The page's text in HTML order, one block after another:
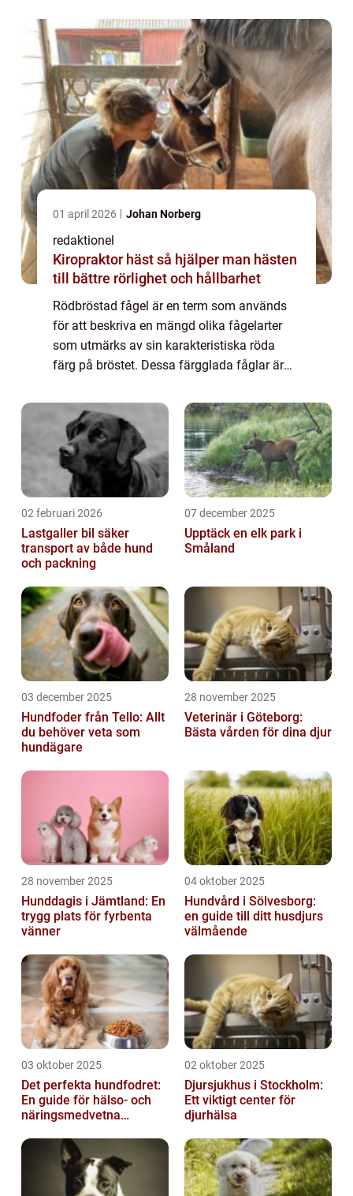
ko...
01 april 2026 Johan Norberg
redaktionel
Kiropraktor häst så hjälper man hästen
till bättre rörlighet och hållbarhet
Rödbröstad fågel är en term som används
för att beskriva en mängd olika fågelarter
som utmärks av sin karakteristiska röda
färg på bröstet. Dessa färgglada fåglar är
skönhet och unika utseende. I denna artikel
ko...
02 februari 2026
Lastgaller bil säker
transport av både hund
och packning
07 december 2025
Upptäck en elk park i
Småland
03 december 2025
Hundfoder från Tello: Allt
du behöver veta som
hundägare
28 november 2025
Veterinär i Göteborg:
Bästa vården för dina djur
28 november 2025
Hunddagis i Jämtland: En
trygg plats för fyrbenta
vänner
04 oktober 2025
Hundvård i Sölvesborg:
en guide till ditt husdjurs
välmående
03 oktober 2025
Det perfekta hundfodret:
En guide för hälso- och
näringsmedvetna
02 oktober 2025
Djursjukhus i Stockholm:
Ett viktigt center för
djurhälsa